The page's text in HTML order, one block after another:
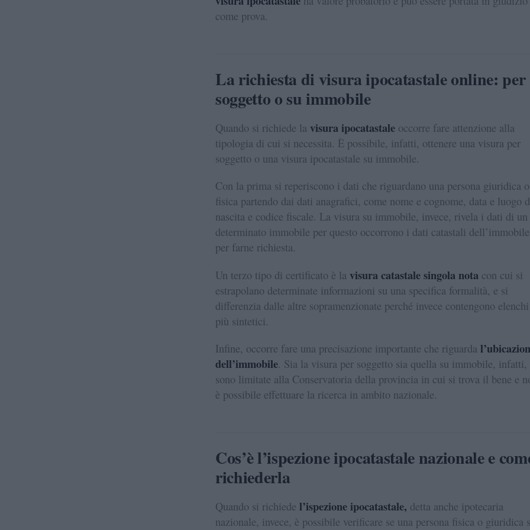
come prova.
La richiesta di visura ipocatastale online: per
soggetto o su immobile
Quando si richiede la visura ipocatastale occorre fare attenzione alla
tipologia di cui si necessita. È possibile, infatti, ottenere una visura per
soggetto o una visura ipocatastale su immobile.
Con la prima si reperiscono i dati che riguardano una persona giuridica o
fisica partendo dai dati anagrafici, come nome e cognome, data e luogo
nascita e codice fiscale. La visura su immobile, invece, rivela i dati di un
determinato immobile per questo occorrono i dati catastali dell’immobile
per farne richiesta.
Un terzo tipo di certificato è la visura catastale singola nota con cui si
estrapolano determinate informazioni su una specifica formalità, e si
differenzia dalle altre sopramenzionate perché invece contengono elenchi
più sintetici.
Infine, occorre fare una precisazione importante che riguarda
dell’immobile. Sia la visura per soggetto sia quella su immobile, infatti,
sono limitate alla Conservatoria della provincia in cui si trova il bene e
è possibile effettuare la ricerca in ambito nazionale.
Cos’è l’ispezione ipocatastale nazionale e
richiederla
Quando si richiede l’ispezione ipocatastale, detta anche ipotecaria
nazionale, invece, è possibile verificare se una persona fisica o giuridica